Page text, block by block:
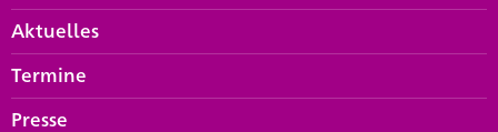
Aktuelles
Termine
Presse